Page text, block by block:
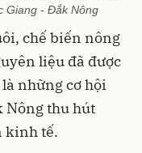
Giang - Đắk Nông
chế biến nông
liệu đã được
những cơ hội
Nông thu hút
kinh tế.